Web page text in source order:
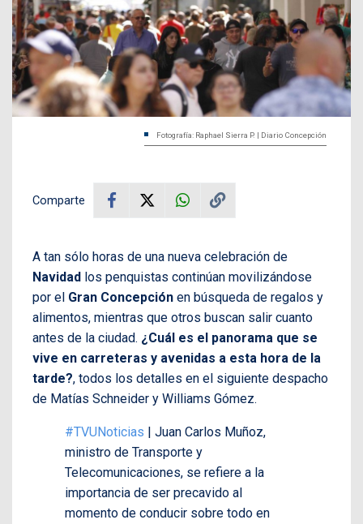
Fotografía: Raphael Sierra P. | Diario Concepción
Comparte
A tan sólo horas de una nueva celebración de
Navidad los penquistas continúan movilizándose
por el Gran Concepción en búsqueda de regalos y
alimentos, mientras que otros buscan salir cuanto
antes de la ciudad. ¿Cuál es el panorama que se
vive en carreteras y avenidas a esta hora de la
tarde?, todos los detalles en el siguiente despacho
de Matías Schneider y Williams Gómez.
#TVUNoticias | Juan Carlos Muñoz,
ministro de Transporte y
Telecomunicaciones, se refiere a la
importancia de ser precavido al
momento de conducir sobre todo en